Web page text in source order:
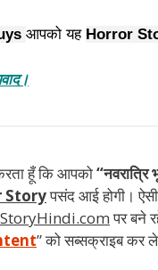
आपको यह Horror
हूँ कि आपको
Storyपसंद आई होगी।
पर बने
” को सब्सक्राइब कर